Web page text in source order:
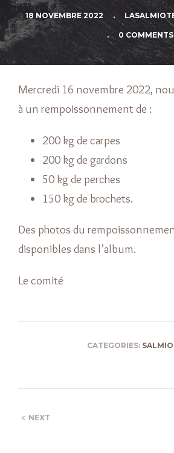
18 NOVEMBRE 2022 .
. 0 COMMENTS
Mercredi 16 novembre 2022,
à un rempoissonnement de :
200 kg de carpes
200 kg de gardons
50 kg de perches
150 kg de brochets.
Des photos du
disponibles dans l’album.
Le comité
CATEGORIES:
NEXT